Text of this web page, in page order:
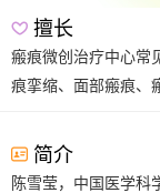
擅长
瘢痕微创治疗中心常
痕挛缩、面部瘢痕、
简介
陈雪莹，中国医学科